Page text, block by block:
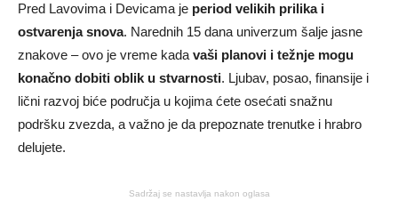
Pred Lavovima i Devicama je period velikih prilika i
ostvarenja snova. Narednih 15 dana univerzum šalje jasne
znakove – ovo je vreme kada vaši planovi i težnje mogu
konačno dobiti oblik u stvarnosti. Ljubav, posao, finansije i
lični razvoj biće područja u kojima ćete osećati snažnu
podršku zvezda, a važno je da prepoznate trenutke i hrabro
delujete.
Sadržaj se nastavlja nakon oglasa